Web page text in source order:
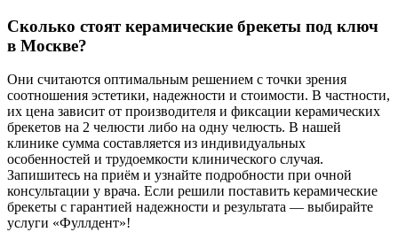
Сколько стоят керамические брекеты под ключ
в Москве?
Они считаются оптимальным решением с точки зрения
соотношения эстетики, надежности и стоимости. В частности,
их цена зависит от производителя и фиксации керамических
брекетов на 2 челюсти либо на одну челюсть. В нашей
клинике сумма составляется из индивидуальных
особенностей и трудоемкости клинического случая.
Запишитесь на приём и узнайте подробности при очной
консультации у врача. Если решили поставить керамические
брекеты с гарантией надежности и результата — выбирайте
услуги «Фуллдент»!